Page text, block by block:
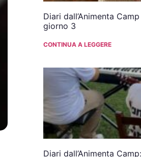
Diari dall’Animenta
giorno 3
CONTINUA A LEGGERE
Diari dall’Animenta